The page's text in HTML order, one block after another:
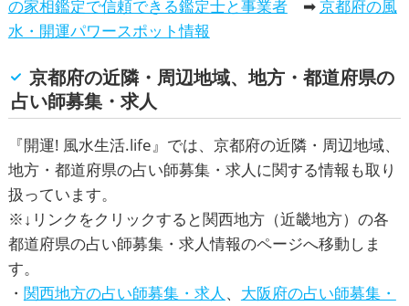
の家相鑑定で信頼できる鑑定士と事業者➡京都府の風
水・開運パワースポット情報
京都府の近隣・周辺地域、地方・都道府県の
占い師募集・求人
『開運! 風水生活.life』では、京都府の近隣・周辺地域、
地方・都道府県の占い師募集・求人に関する情報も取り
扱っています。
※↓リンクをクリックすると関西地方（近畿地方）の各
都道府県の占い師募集・求人情報のページへ移動しま
す。
・ 関西地方の占い師募集・求人 、 大阪府の占い師募集・